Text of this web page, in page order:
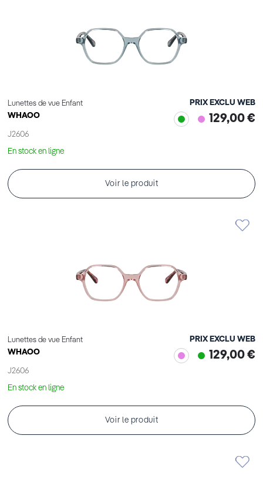
Lunettes de vue Enfant
WHAOO
J2606
PRIX EXCLU WEB
129,00 €
En stock en ligne
Voir le produit
Lunettes de vue Enfant
WHAOO
J2606
PRIX EXCLU WEB
129,00 €
En stock en ligne
Voir le produit